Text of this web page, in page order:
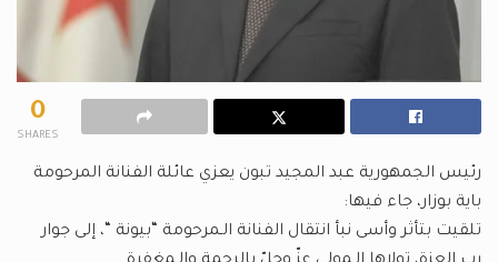
0
SHARES
رئيس الجمهورية عبد المجيد تبون يعزي عائلة الفنانة المرحومة
باية بوزار، جاء فيها:
تلقيت بتأثر وأسى نبأ انتقال الفنانة الـمرحومة “بيونة “، إلى جوار